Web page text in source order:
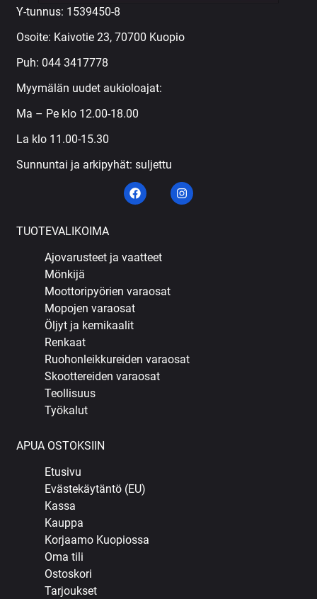
Y-tunnus: 1539450-8
Osoite: Kaivotie 23, 70700 Kuopio
Puh: 044 3417778
Myymälän uudet aukioloajat:
Ma – Pe klo 12.00-18.00
La klo 11.00-15.30
Sunnuntai ja arkipyhät: suljettu
TUOTEVALIKOIMA
Ajovarusteet ja vaatteet
Mönkijä
Moottoripyörien varaosat
Mopojen varaosat
Öljyt ja kemikaalit
Renkaat
Ruohonleikkureiden varaosat
Skoottereiden varaosat
Teollisuus
Työkalut
APUA OSTOKSIIN
Etusivu
Evästekäytäntö (EU)
Kassa
Kauppa
Korjaamo Kuopiossa
Oma tili
Ostoskori
Tarjoukset